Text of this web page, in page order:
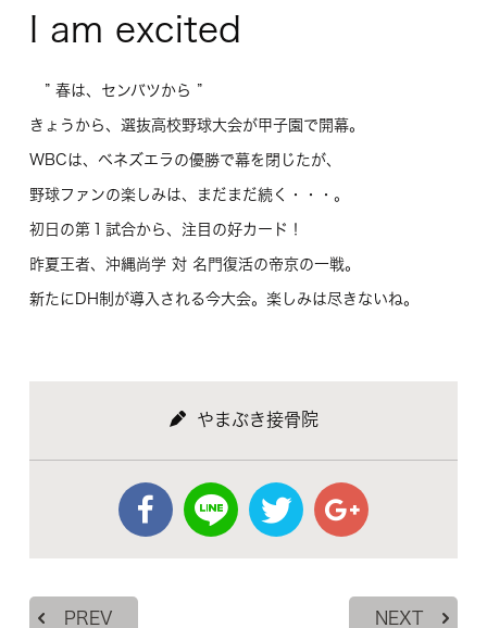
I am excited
” 春は、センバツから ”
きょうから、選抜高校野球大会が甲子園で開幕。
WBCは、ベネズエラの優勝で幕を閉じたが、
野球ファンの楽しみは、まだまだ続く・・・。
初日の第１試合から、注目の好カード！
昨夏王者、沖縄尚学 対 名門復活の帝京の一戦。
新たにDH制が導入される今大会。楽しみは尽きないね。
やまぶき接骨院
PREV NEXT